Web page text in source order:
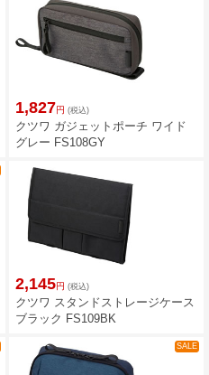
1,827円 (税込)
クツワ ガジェットポーチ ワイド
グレー FS108GY
2,145円 (税込)
クツワ スタンドストレージケース
ブラック FS109BK
SALE